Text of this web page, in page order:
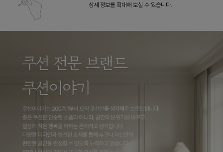
상세 정보를 확대해 보실 수 있습니다.